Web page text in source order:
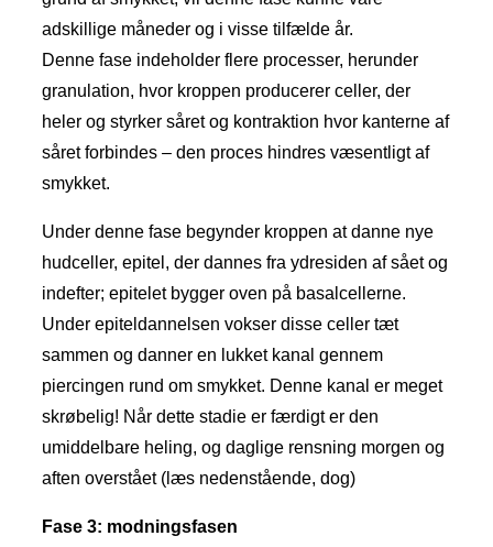
adskillige måneder og i visse tilfælde år.
Denne fase indeholder flere processer, herunder
granulation, hvor kroppen producerer celler, der
heler og styrker såret og kontraktion hvor kanterne af
såret forbindes – den proces hindres væsentligt af
smykket.
Under denne fase begynder kroppen at danne nye
hudceller, epitel, der dannes fra ydresiden af sået og
indefter; epitelet bygger oven på basalcellerne.
Under epiteldannelsen vokser disse celler tæt
sammen og danner en lukket kanal gennem
piercingen rund om smykket. Denne kanal er meget
skrøbelig! Når dette stadie er færdigt er den
umiddelbare heling, og daglige rensning morgen og
aften overstået (læs nedenstående, dog)
​​Fase 3: modningsfasen